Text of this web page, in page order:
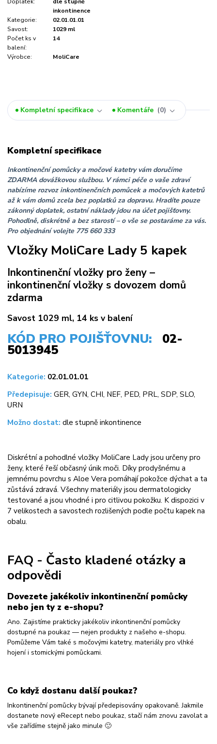
Doplatek:
dle stupně
inkontinence
Kategorie:
02.01.01.01
Savost:
1029 ml
Počet ks v
balení:
14
Výrobce: MoliCare
Kompletní specifikace Komentáře 0
Kompletní specifikace
Inkontinenční pomůcky a močové katetry vám doručíme
ZDARMA dovážkovou službou. V rámci péče o vaše zdraví
nabízíme rozvoz inkontinenčních pomůcek a močových katetrů
až k vám domů zcela bez poplatků za dopravu. Hradíte pouze
zákonný doplatek, ostatní náklady jdou na účet pojišťovny.
Pohodlně, diskrétně a bez starostí – o vše se postaráme za vás.
Pro objednání volejte 775 660 333
Vložky MoliCare Lady 5 kapek
Inkontinenční vložky pro ženy –
inkontinenční vložky s dovozem domů
zdarma
Savost 1029 ml, 14 ks v balení
KÓD PRO POJIŠŤOVNU: 02-
5013945
Kategorie: 02.01.01.01
Předepisuje: GER, GYN, CHI, NEF, PED, PRL, SDP, SLO,
URN
Možno dostat: dle stupně inkontinence
Diskrétní a pohodlné vložky MoliCare Lady jsou určeny pro
ženy, které řeší občasný únik moči. Díky prodyšnému a
jemnému povrchu s Aloe Vera pomáhají pokožce dýchat a ta
zůstává zdravá. Všechny materiály jsou dermatologicky
testované a jsou vhodné i pro citlivou pokožku. K dispozici v
7 velikostech a savostech rozlišených podle počtu kapek na
obalu.
FAQ - Často kladené otázky a
odpovědi
Dovezete jakékoliv inkontinenční pomůcky
nebo jen ty z e-shopu?
Ano. Zajistíme prakticky jakékoliv inkontinenční pomůcky
dostupné na poukaz — nejen produkty z našeho e-shopu.
Pomůžeme Vám také s močovými katetry, materiály pro vlhké
hojení i stomickými pomůckami.
Co když dostanu další poukaz?
Inkontinenční pomůcky bývají předepisovány opakovaně. Jakmile
dostanete nový eRecept nebo poukaz, stačí nám znovu zavolat a
vše zařídíme stejně jako minule 🙂